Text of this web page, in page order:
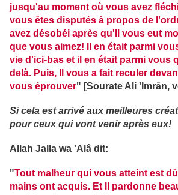
jusqu'au moment où vous avez
vous êtes disputés à propos de
avez désobéi après qu'Il vous eut
que vous aimez! Il en était parmi
vie d'ici-bas et il en était parmi vous
delà. Puis, Il vous a fait reculer
vous éprouver" [Sourate Ali 'Imrân,
Si cela est arrivé aux meilleures
pour ceux qui vont venir après eux!
Allah Jalla wa 'Alâ dit:
"Tout malheur qui vous atteint est
mains ont acquis. Et Il pardonne